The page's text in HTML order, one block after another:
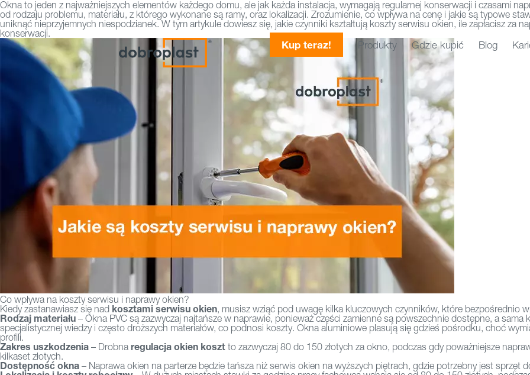
Kup teraz! Produkty Gdzie kupić Blog
Okna to jeden z najważniejszych elementów każdego domu, ale jak każda instalacja, wymagają regularnej konserwacji i czasami
od rodzaju problemu, materiału, z którego wykonane są ramy, oraz lokalizacji. Zrozumienie, co wpływa na cenę i jakie są typowe
uniknąć nieprzyjemnych niespodzianek. W tym artykule dowiesz się, jakie czynniki kształtują koszty serwisu okien, ile zapłacisz za
konserwacji.
Co wpływa na koszty serwisu i naprawy okien?
Kiedy zastanawiasz się nad kosztami serwisu okien, musisz wziąć pod uwagę kilka kluczowych czynników, które bezpośrednio
Rodzaj materiału – Okna PVC są zazwyczaj najtańsze w naprawie, ponieważ części zamienne są powszechnie dostępne, a
specjalistycznej wiedzy i często droższych materiałów, co podnosi koszty. Okna aluminiowe plasują się gdzieś pośrodku, choć
profili.
Zakres uszkodzenia – Drobna regulacja okien koszt to zazwyczaj 80 do 150 złotych za okno, podczas gdy poważniejsze
kilkaset złotych.
Dostępność okna – Naprawa okien na parterze będzie tańsza niż serwis okien na wyższych piętrach, gdzie potrzebny jest sprzęt